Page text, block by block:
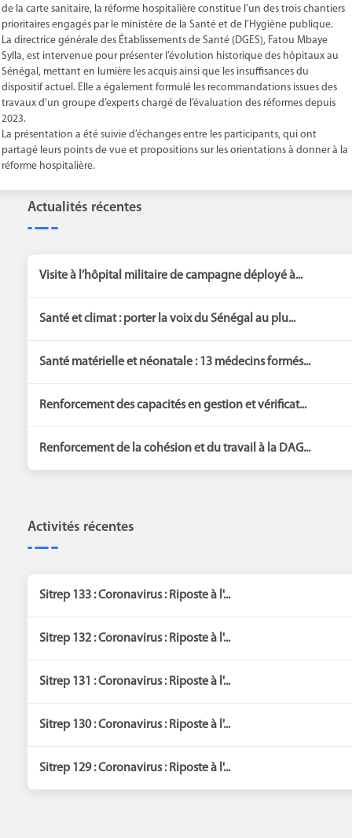
de la carte sanitaire, la réforme hospitalière constitue l’un des trois chantiers
prioritaires engagés par le ministère de la Santé et de l’Hygiène publique.
La directrice générale des Établissements de Santé (DGES), Fatou Mbaye
Sylla, est intervenue pour présenter l’évolution historique des hôpitaux au
Sénégal, mettant en lumière les acquis ainsi que les insuffisances du
dispositif actuel. Elle a également formulé les recommandations issues des
travaux d’un groupe d’experts chargé de l’évaluation des réformes depuis
2023.
La présentation a été suivie d’échanges entre les participants, qui ont
partagé leurs points de vue et propositions sur les orientations à donner à la
réforme hospitalière.
Actualités récentes
Visite à l’hôpital militaire de campagne déployé à...
Santé et climat : porter la voix du Sénégal au plu...
Santé matérielle et néonatale : 13 médecins formés...
Renforcement des capacités en gestion et vérificat...
Renforcement de la cohésion et du travail à la DAG...
Activités récentes
Sitrep 133 : Coronavirus : Riposte à l'...
Sitrep 132 : Coronavirus : Riposte à l'...
Sitrep 131 : Coronavirus : Riposte à l'...
Sitrep 130 : Coronavirus : Riposte à l'...
Sitrep 129 : Coronavirus : Riposte à l'...